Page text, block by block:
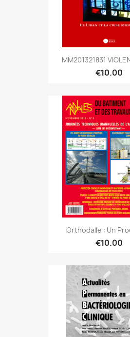
MM201321831
€10.00
Orthodalle : Un
€10.00